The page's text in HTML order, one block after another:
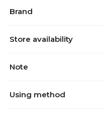
Brand
Store availability
Note
Using method